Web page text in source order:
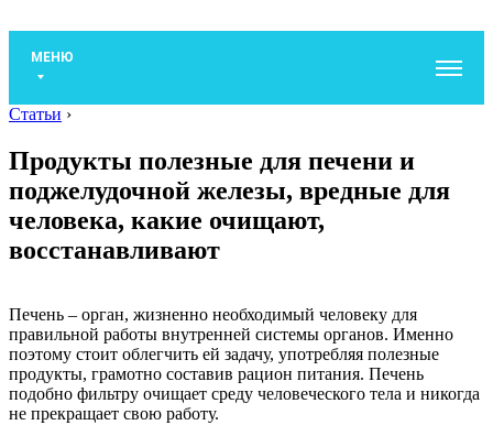
МЕНЮ
Статьи ›
Продукты полезные для печени и
поджелудочной железы, вредные для
человека, какие очищают,
восстанавливают
Печень – орган, жизненно необходимый человеку для
правильной работы внутренней системы органов. Именно
поэтому стоит облегчить ей задачу, употребляя полезные
продукты, грамотно составив рацион питания. Печень
подобно фильтру очищает среду человеческого тела и никогда
не прекращает свою работу.